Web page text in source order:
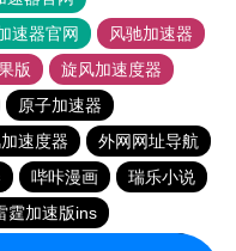
速器官网
风驰加速器
版
旋风加速度器
原子加速器
速度器
外网网址导航
哔咔漫画
瑞乐小说
霆加速版ins